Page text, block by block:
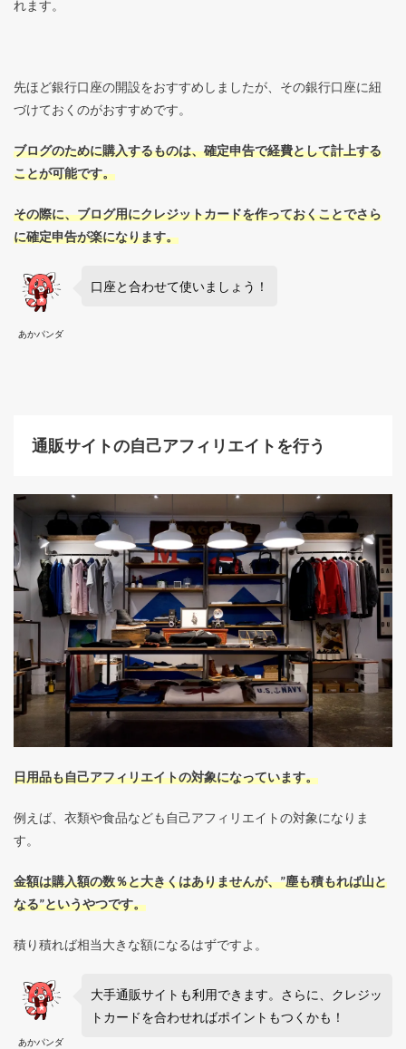
れます。
先ほど銀行口座の開設をおすすめしましたが、その銀行口座に紐
づけておくのがおすすめです。
ブログのために購入するものは、確定申告で経費として計上する
ことが可能です。
その際に、ブログ用にクレジットカードを作っておくことでさら
に確定申告が楽になります。
あかパンダ
口座と合わせて使いましょう！
通販サイトの自己アフィリエイトを行う
日用品も自己アフィリエイトの対象になっています。
例えば、衣類や食品なども自己アフィリエイトの対象になりま
す。
金額は購入額の数％と大きくはありませんが、”塵も積もれば山と
なる”というやつです。
積り積れば相当大きな額になるはずですよ。
あかパンダ
大手通販サイトも利用できます。さらに、クレジッ
トカードを合わせればポイントもつくかも！